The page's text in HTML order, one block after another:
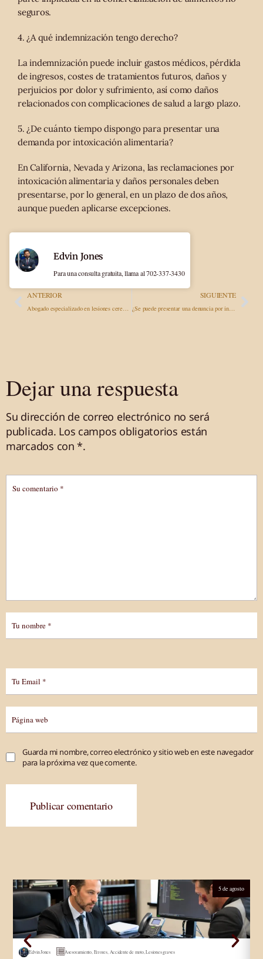
seguros.
4. ¿A qué indemnización tengo derecho?
La indemnización puede incluir gastos médicos, pérdida
de ingresos, costes de tratamientos futuros, daños y
perjuicios por dolor y sufrimiento, así como daños
relacionados con complicaciones de salud a largo plazo.
5. ¿De cuánto tiempo dispongo para presentar una
demanda por intoxicación alimentaria?
En California, Nevada y Arizona, las reclamaciones por
intoxicación alimentaria y daños personales deben
presentarse, por lo general, en un plazo de dos años,
aunque pueden aplicarse excepciones.
ANTERIOR
Abogado especializado en lesiones cerebrales traumáticas en Nevada: defensa de los derechos de las víctimas de lesiones cerebrales traumáticas
SIGUIENTE
¿Se puede presentar una denuncia por intoxicación alimentaria en California? Lo que deben saber las víctimas
Edvin Jones
Para una consulta gratuita, llama al 702-337-3430
Dejar una respuesta
Su dirección de correo electrónico no será
publicada. Los campos obligatorios están
marcados con *.
Guarda mi nombre, correo electrónico y sitio web en este navegador
para la próxima vez que comente.
Publicar comentario
5 de agosto
Edvin Jones Asesoramiento Errores Accidente de moto,Lesiones graves